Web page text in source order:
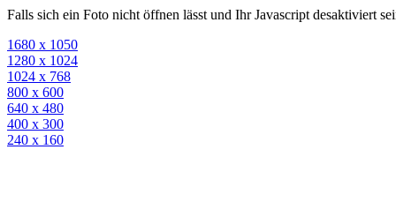
Falls sich ein Foto nicht öffnen lässt und Ihr Javascript desaktiviert
1680 x 1050
1280 x 1024
1024 x 768
800 x 600
640 x 480
400 x 300
240 x 160